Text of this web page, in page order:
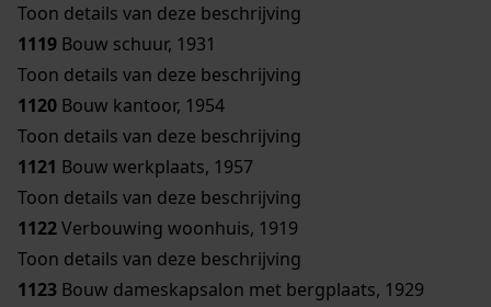
Toon details van deze beschrijving
1119 Bouw schuur, 1931
Toon details van deze beschrijving
1120 Bouw kantoor, 1954
Toon details van deze beschrijving
1121 Bouw werkplaats, 1957
Toon details van deze beschrijving
1122Verbouwing woonhuis, 1919
Toon details van deze beschrijving
1123 Bouw dameskapsalon met bergplaats, 1929